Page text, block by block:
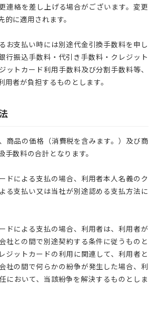
連絡を差し上げる場合がございます。変更
に適用されます。
お支払い時には別途代金引換手数料を申し
行振込手数料・代引き手数料・クレジット
ットカード利用手数料及び分割手数料等、
用者が負担するものとします。
商品の価格（消費税を含みます。）及び商
数料の合計となります。
ドによる支払の場合、利用者本人名義のク
る支払い又は当社が別途認める支払方法に
ドによる支払の場合、利用者は、利用者が
社との間で別途契約する条件に従うものと
ジットカードの利用に関連して、利用者と
社の間で何らかの紛争が発生した場合、利
において、当該紛争を解決するものとしま